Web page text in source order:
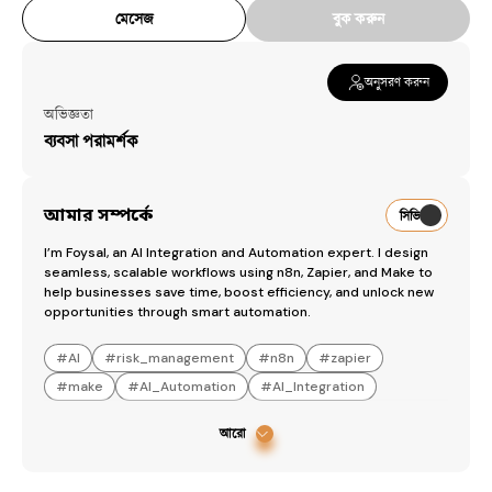
মেসেজ বুক করুন
অনুসরণ করুন
অভিজ্ঞতা
ব্যবসা পরামর্শক
আমার সম্পর্কে সিভি
I’m Foysal, an AI Integration and Automation expert. I design
seamless, scalable workflows using n8n, Zapier, and Make to
help businesses save time, boost efficiency, and unlock new
opportunities through smart automation.
#AI #risk_management #n8n #zapier
#make #AI_Automation #AI_Integration
আরো